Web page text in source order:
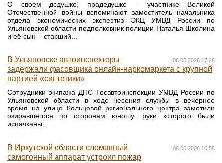
О своем дедушке, прадедушке – участнике Великой
Отечественной войны вспоминают заместитель начальника
отдела экономических экспертиз ЭКЦ УМВД России по
Ульяновской области подполковник полиции Наталья Школина
и её сын – старший...
06.05.2026 17:28
В Ульяновске автоинспекторы
задержали фасовщика онлайн-наркомаркета с крупной
партией «синтетики»
Сотрудники экипажа ДПС Госавтоинспекции УМВД России по
Ульяновской области в ходе несения службы в вечернее
время на улице Кольцевой регионального центра заметили
озиравшегося по сторонам юношу, руки которого были
испачканы...
06.05.2026 10:58
В Иркутской области сломанный
самогонный аппарат устроил пожар